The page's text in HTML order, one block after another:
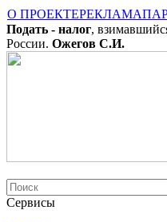
О ПРОЕКТЕРЕКЛАМА
Подать - налог,
России. Ожегов С.И.
Сервисы